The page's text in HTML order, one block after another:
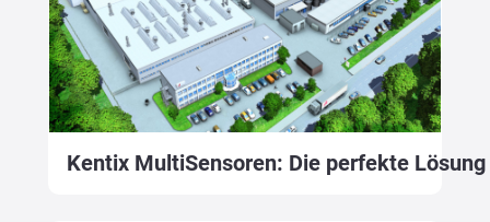
Kentix MultiSensoren: Die perfekte